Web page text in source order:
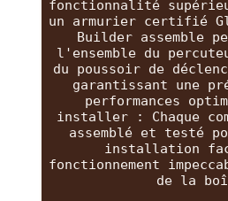
fonctionnalité
un armurier certifié
Builder assemble
l'ensemble du
du poussoir de
garantissant une
performances
installer : Chaque
assemblé et testé
installation
fonctionnement
de la